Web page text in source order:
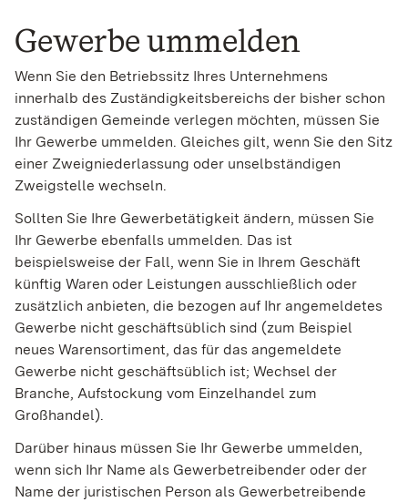
Gewerbe ummelden
Wenn Sie den Betriebssitz Ihres Unternehmens
innerhalb des Zuständigkeitsbereichs der bisher schon
zuständigen Gemeinde verlegen möchten, müssen Sie
Ihr Gewerbe ummelden. Gleiches gilt, wenn Sie den Sitz
einer Zweigniederlassung oder unselbständigen
Zweigstelle wechseln.
Sollten Sie Ihre Gewerbetätigkeit ändern, müssen Sie
Ihr Gewerbe ebenfalls ummelden. Das ist
beispielsweise der Fall, wenn Sie in Ihrem Geschäft
künftig Waren oder Leistungen ausschließlich oder
zusätzlich anbieten, die bezogen auf Ihr angemeldetes
Gewerbe nicht geschäftsüblich sind (zum Beispiel
neues Warensortiment, das für das angemeldete
Gewerbe nicht geschäftsüblich ist; Wechsel der
Branche, Aufstockung vom Einzelhandel zum
Großhandel).
Darüber hinaus müssen Sie Ihr Gewerbe ummelden,
wenn sich Ihr Name als Gewerbetreibender oder der
Name der juristischen Person als Gewerbetreibende